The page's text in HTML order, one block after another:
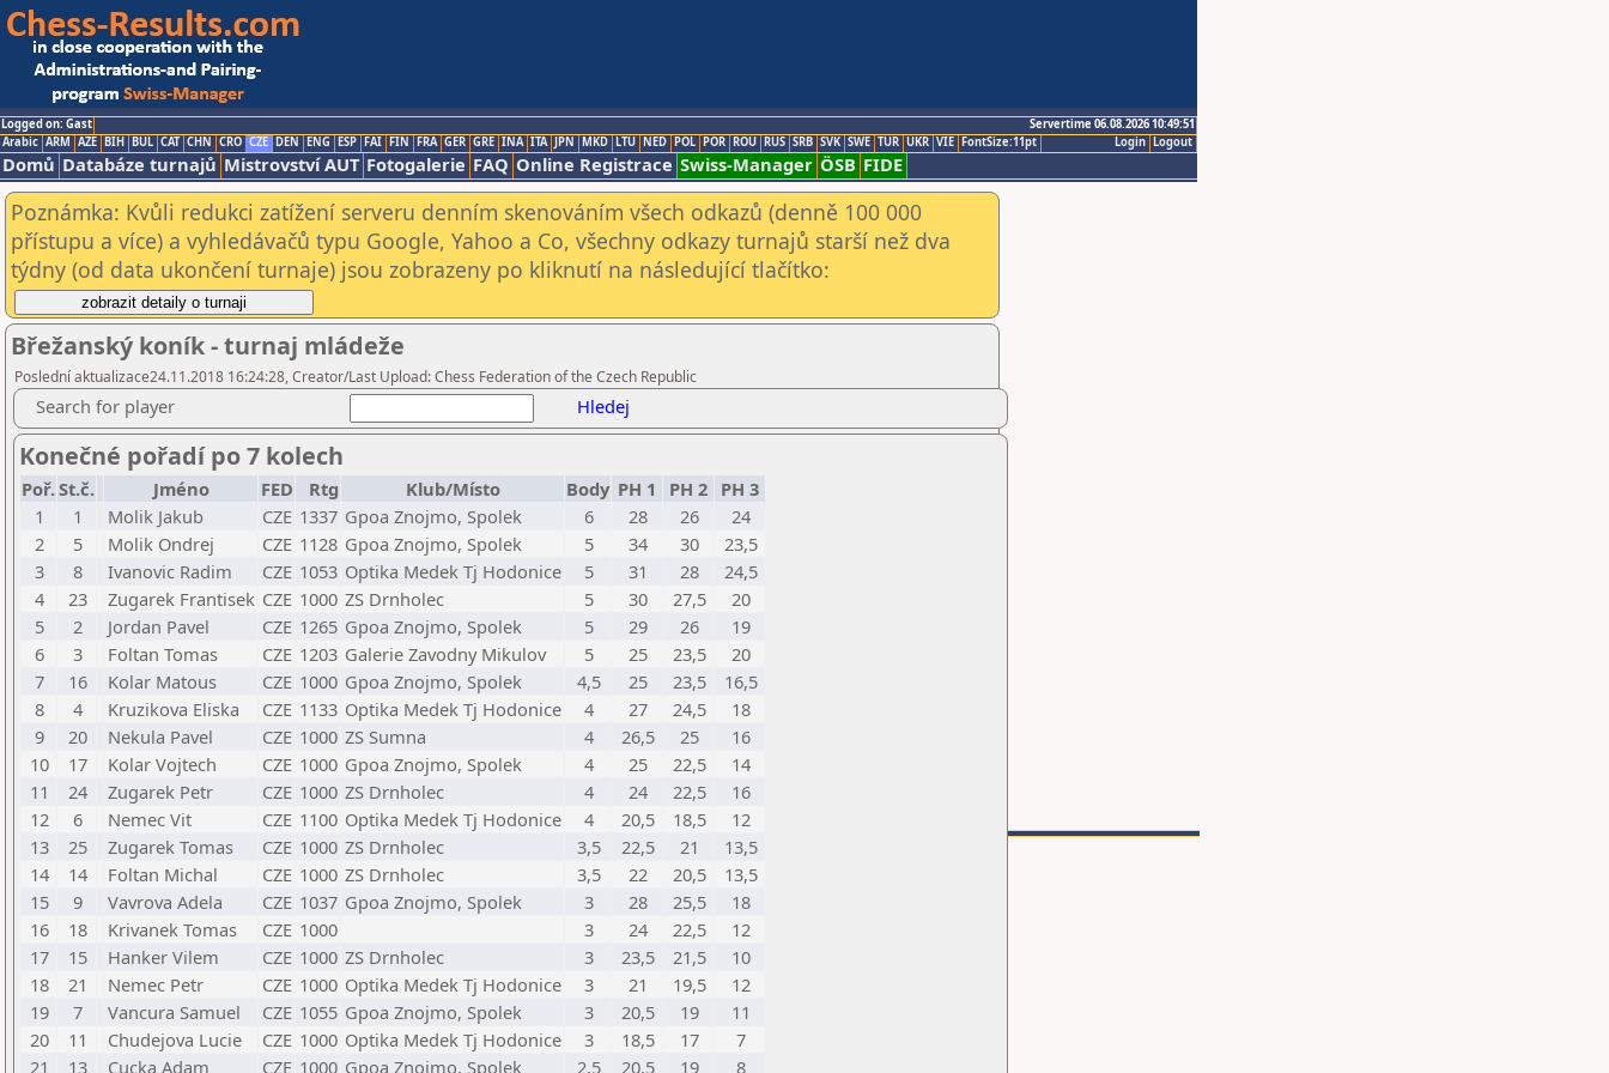
Logged on: Gast
Servertime 06.08.2026 10:49:51
Logout
Login
Arabic ARM AZE BIH BUL CAT CHN CRO CZE DEN ENG ESP FAI FIN FRA GER GRE INA ITA JPN MKD LTU NED POL POR ROU RUS SRB SVK SWE TUR UKR VIE FontSize:11pt
Domů Databáze turnajů Mistrovství AUT Fotogalerie FAQ Online Registrace Swiss-Manager ÖSB FIDE
Poznámka: Kvůli redukci zatížení serveru denním skenováním všech odkazů (denně 100 000
přístupu a více) a vyhledávačů typu Google, Yahoo a Co, všechny odkazy turnajů starší než dva
týdny (od data ukončení turnaje) jsou zobrazeny po kliknutí na následující tlačítko:
Břežanský koník - turnaj mládeže
Poslední aktualizace24.11.2018 16:24:28, Creator/Last Upload: Chess Federation of the Czech Republic
Search for player Hledej
Konečné pořadí po 7 kolech
Poř.St.č. Jméno FED Rtg Klub/Místo Body PH 1 PH 2 PH 3
1
1 Molik Jakub CZE 1337 Gpoa Znojmo, Spolek 6 28 26
24
2
5 Molik Ondrej CZE 1128 Gpoa Znojmo, Spolek 5 34 30
23,5
3
8 Ivanovic Radim CZE 1053 Optika Medek Tj Hodonice 5 31 28
24,5
4
23 Zugarek Frantisek CZE 1000 ZS Drnholec 5 30 27,5
20
5
2 Jordan Pavel CZE 1265 Gpoa Znojmo, Spolek 5 29 26
19
6
3 Foltan Tomas CZE 1203 Galerie Zavodny Mikulov 5 25 23,5
20
7
16 Kolar Matous CZE 1000 Gpoa Znojmo, Spolek 4,5 25 23,5
16,5
8
4 Kruzikova Eliska CZE 1133 Optika Medek Tj Hodonice 4 27 24,5
18
9
20 Nekula Pavel CZE 1000 ZS Sumna 4 26,5 25
16
10
17 Kolar Vojtech CZE 1000 Gpoa Znojmo, Spolek 4 25 22,5
14
11
24 Zugarek Petr CZE 1000 ZS Drnholec 4 24 22,5
16
12
6 Nemec Vit CZE 1100 Optika Medek Tj Hodonice 4 20,5 18,5
12
13
25 Zugarek Tomas CZE 1000 ZS Drnholec 3,5 22,5 21
13,5
14
14 Foltan Michal CZE 1000 ZS Drnholec 3,5 22 20,5
13,5
15
9 Vavrova Adela CZE 1037 Gpoa Znojmo, Spolek 3 28 25,5
18
16
18 Krivanek Tomas CZE 1000 3 24 22,5
12
17
15 Hanker Vilem CZE 1000 ZS Drnholec 3 23,5 21,5
10
18
21 Nemec Petr CZE 1000 Optika Medek Tj Hodonice 3 21 19,5
12
19
7 Vancura Samuel CZE 1055 Gpoa Znojmo, Spolek 3 20,5 19
11
20
11 Chudejova Lucie CZE 1000 Optika Medek Tj Hodonice 3 18,5 17
7
21
13 Cucka Adam CZE 1000 Gpoa Znojmo, Spolek 2,5 20,5 19 8